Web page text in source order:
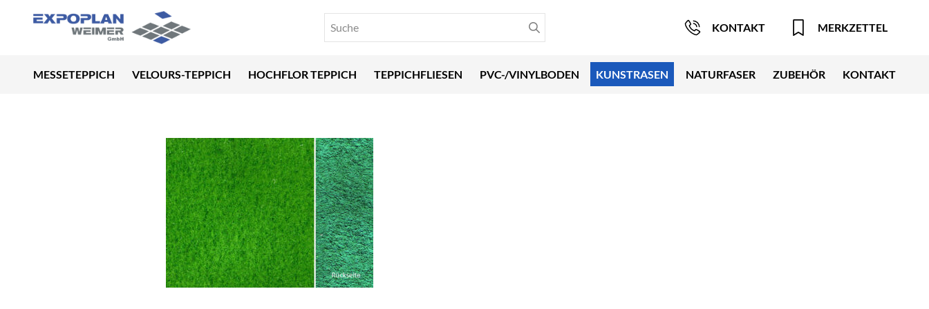
KONTAKT MERKZETTEL
MESSETEPPICH VELOURS-TEPPICH HOCHFLOR TEPPICH TEPPICHFLIESEN PVC-/VINYLBODEN KUNSTRASEN NATURFASER ZUBEHÖR KONTAKT